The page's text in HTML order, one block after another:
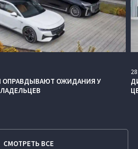
ОПРАВДЫВАЮТ ОЖИДАНИЯ У
28
СМОТРЕТЬ ВСЕ